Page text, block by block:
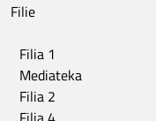
Filie
Filia 1
Mediateka
Filia 2